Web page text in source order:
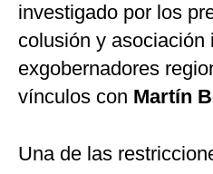
investigado por los
colusión y
exgobernadores
vínculos con Martín
Una de las